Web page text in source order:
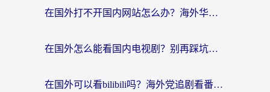
在国外打不开国内网站怎么办？海外华人亲测的回国加速器选择指南
在国外怎么能看国内电视剧？别再踩坑！这篇给你真实解决方案
在国外可以看bilibili吗？海外党追剧看番的终极解决方案来了